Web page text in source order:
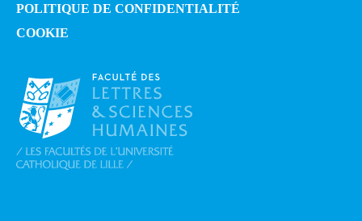
POLITIQUE DE CONFIDENTIALITÉ
COOKIE